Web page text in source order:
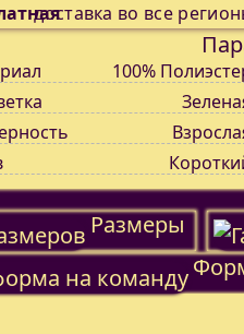
доставка во все
100%
Размеры